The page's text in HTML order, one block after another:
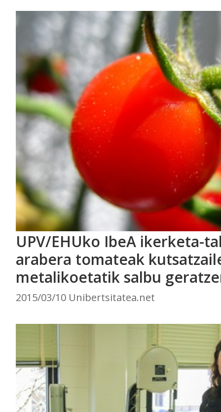
UPV/EHUko IbeA ikerketa-
arabera tomateak
metalikoetatik salbu
2015/03/10 Unibertsitatea.net